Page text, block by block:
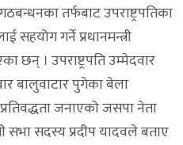
तर्फबाट उपराष्ट्रपतिका
सहयोग गर्ने प्रधानमन्त्री
। उपराष्ट्रपति उम्मेदवार
बालुवाटार पुगेका बेला
जनाएको जसपा नेता
सभा सदस्य प्रदीप यादवले बताए